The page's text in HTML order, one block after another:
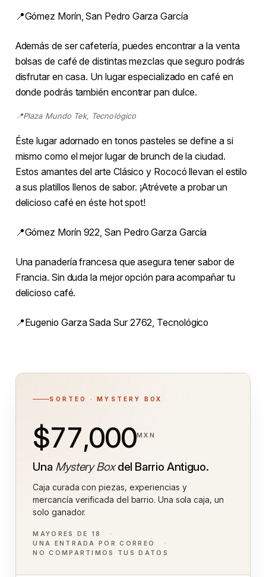
📍Gómez Morín, San Pedro Garza García
Además de ser cafetería, puedes encontrar a la venta
bolsas de café de distintas mezclas que seguro podrás
disfrutar en casa. Un lugar especializado en café en
donde podrás también encontrar pan dulce.
📍Plaza Mundo Tek, Tecnológico
Éste lugar adornado en tonos pasteles se define a si
mismo como el mejor lugar de brunch de la ciudad.
Estos amantes del arte Clásico y Rococó llevan el estilo
a sus platillos llenos de sabor. ¡Atrévete a probar un
delicioso café en éste hot spot!
📍Gómez Morín 922, San Pedro Garza García
Una panadería francesa que asegura tener sabor de
Francia. Sin duda la mejor opción para acompañar tu
delicioso café.
📍Eugenio Garza Sada Sur 2762, Tecnológico
SORTEO · MYSTERY BOX
$77,000MXN
Una Mystery Boxdel Barrio Antiguo.
Caja curada con piezas, experiencias y
mercancía verificada del barrio. Una sola caja, un
solo ganador.
MAYORES DE 18
UNA ENTRADA POR CORREO
NO COMPARTIMOS TUS DATOS